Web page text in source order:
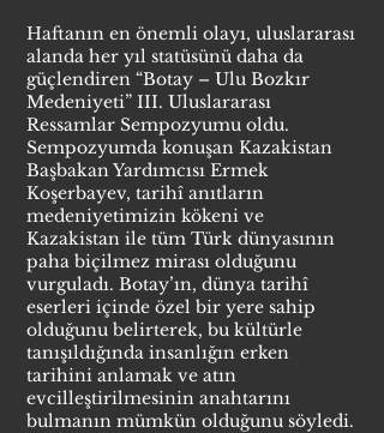
Haftanın en önemli olayı, uluslararası
alanda her yıl statüsünü daha da
güçlendiren “Botay – Ulu Bozkır
Medeniyeti” III. Uluslararası
Ressamlar Sempozyumu oldu.
Sempozyumda konuşan Kazakistan
Başbakan Yardımcısı Ermek
Koşerbayev, tarihî anıtların
medeniyetimizin kökeni ve
Kazakistan ile tüm Türk dünyasının
paha biçilmez mirası olduğunu
vurguladı. Botay’ın, dünya tarihî
eserleri içinde özel bir yere sahip
olduğunu belirterek, bu kültürle
tanışıldığında insanlığın erken
tarihini anlamak ve atın
evcilleştirilmesinin anahtarını
bulmanın mümkün olduğunu söyledi.